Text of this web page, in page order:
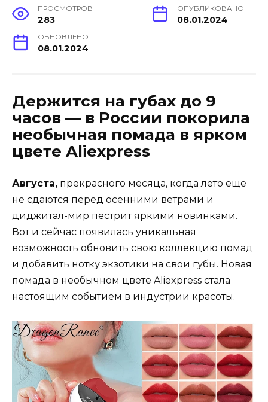
ПРОСМОТРОВ
283
ОПУБЛИКОВАНО
08.01.2024
ОБНОВЛЕНО
08.01.2024
Держится на губах до 9
часов — в России покорила
необычная помада в ярком
цвете Aliexpress
Августа, прекрасного месяца, когда лето еще
не сдаются перед осенними ветрами и
диджитал-мир пестрит яркими новинками.
Вот и сейчас появилась уникальная
возможность обновить свою коллекцию помад
и добавить нотку экзотики на свои губы. Новая
помада в необычном цвете Aliexpress стала
настоящим событием в индустрии красоты.